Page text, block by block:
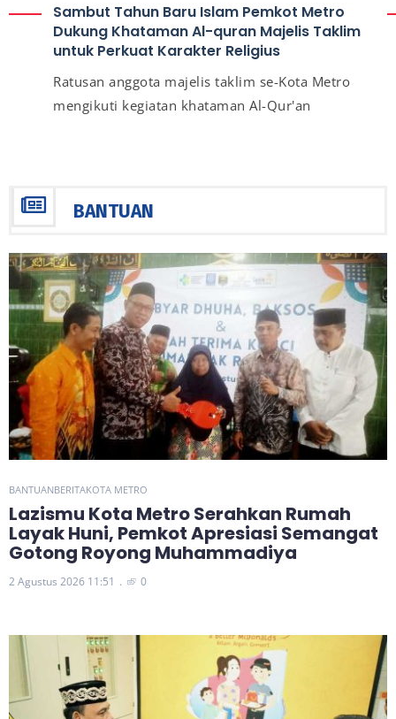
Sambut Tahun Baru Islam Pemkot Metro
Dukung Khataman Al-quran Majelis Taklim
untuk Perkuat Karakter Religius
Ratusan anggota majelis taklim se-Kota Metro
mengikuti kegiatan khataman Al-Qur'an
BANTUAN
BANTUANBERITAKOTA METRO
Lazismu Kota Metro Serahkan Rumah
Layak Huni, Pemkot Apresiasi Semangat
Gotong Royong Muhammadiya
2 Agustus 2026 11:51 0